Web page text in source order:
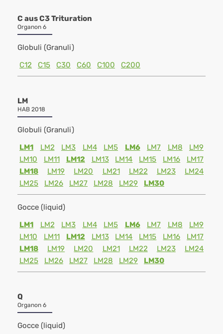
C aus C3 Trituration
Organon 6
Globuli (Granuli)
C12
C15 C30 C60 C100 C200
LM
HAB 2018
Globuli (Granuli)
LM1
LM2 LM3 LM4 LM5 LM6 LM7 LM8
LM9
LM10
LM11 LM12 LM13 LM14 LM15 LM16
LM17
LM18
LM19 LM20 LM21 LM22 LM23
LM24
LM25
LM26 LM27 LM28 LM29 LM30
Gocce (liquid)
LM1
LM2 LM3 LM4 LM5 LM6 LM7 LM8
LM9
LM10
LM11 LM12 LM13 LM14 LM15 LM16
LM17
LM18
LM19 LM20 LM21 LM22 LM23
LM24
LM25
LM26 LM27 LM28 LM29 LM30
Q
Organon 6
Gocce (liquid)